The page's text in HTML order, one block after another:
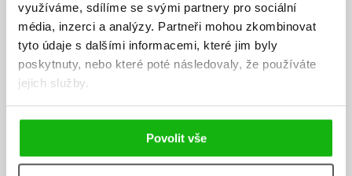
využíváme, sdílíme se svými partnery pro sociální
média, inzerci a analýzy. Partneři mohou zkombinovat
tyto údaje s dalšími informacemi, které jim byly
poskytnuty, nebo které poté následovaly, že používáte
jejich služby.
Povolit vše
Štěpánka Sekaninová
Štěpánka Sekaninová vyrostla a své dětství strávila v kolínských
studií začala pracovat v ČT Brno, kde jako redaktorka zpravodajství
zpravodajství později přešla na dramaturgii zábavných a dětských